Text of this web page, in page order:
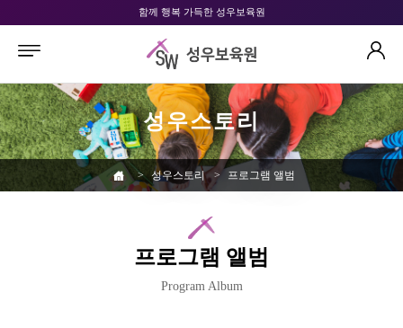
함께 행복 가득한 성우보육원
성우스토리
> 성우스토리 > 프로그램 앨범
프로그램 앨범
Program Album